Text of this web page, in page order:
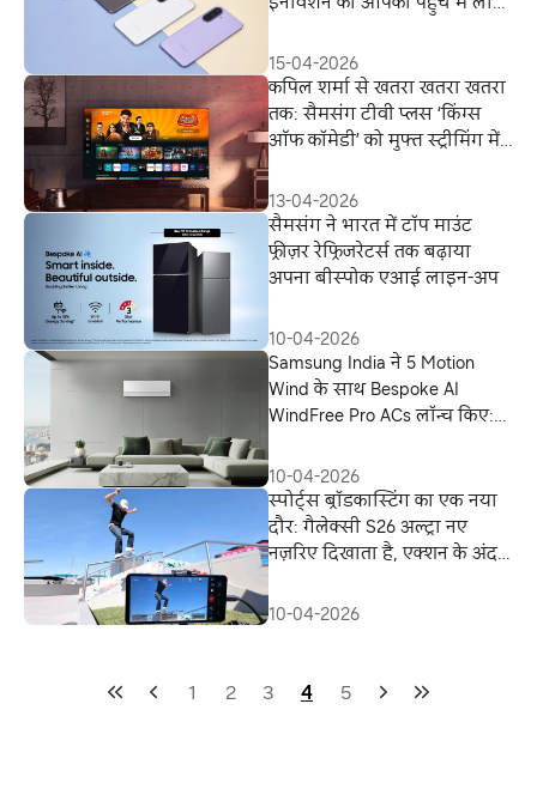
15-04-2026
कपिल शर्मा से खतरा खतरा खतरा
तक: सैमसंग टीवी प्लस ‘किंग्स
ऑफ कॉमेडी’ को मुफ्त स्ट्रीमिंग में
13-04-2026
सैमसंग ने भारत में टॉप माउंट
फ्रीज़र रेफ्रिजरेटर्स तक बढ़ाया
अपना बीस्‍पोक एआई लाइन-अप
10-04-2026
Samsung India ने 5 Motion
Wind के साथ Bespoke AI
WindFree Pro ACs लॉन्च किए:
से परिभाषित करते हुए
10-04-2026
स्पोर्ट्स ब्रॉडकास्टिंग का एक नया
दौर: गैलेक्सी S26 अल्ट्रा नए
नज़रिए दिखाता है, एक्शन के अंदर
10-04-2026
1 2 3 4 5